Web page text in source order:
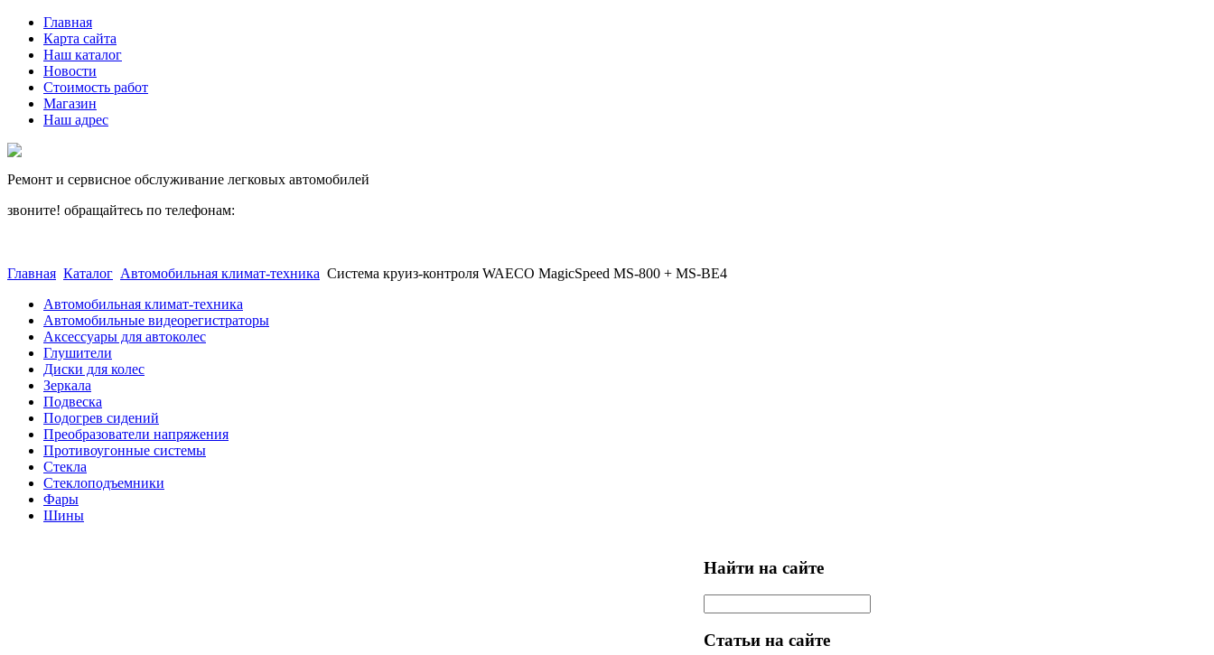
Главная
Карта сайта
Наш каталог
Новости
Стоимость работ
Магазин
Наш адрес
Ремонт и сервисное обслуживание легковых автомобилей
звоните! обращайтесь по телефонам:
Главная Каталог Автомобильная климат-техника Cистема круиз-контроля WAECO MagicSpeed MS-800 + MS-BE4
Автомобильная климат-техника
Автомобильные видеорегистраторы
Аксессуары для автоколес
Глушители
Диски для колес
Зеркала
Подвеска
Подогрев сидений
Преобразователи напряжения
Противоугонные системы
Стекла
Стеклоподъемники
Фары
Шины
Найти на сайте
Статьи на сайте